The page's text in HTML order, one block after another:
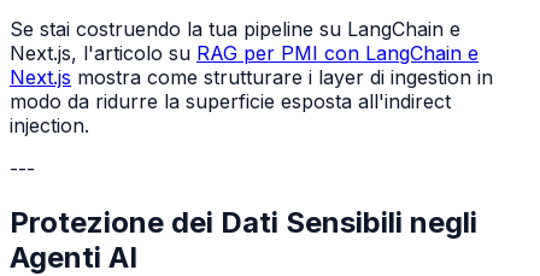
Se stai costruendo la tua pipeline su LangChain e
Next.js, l'articolo su RAG per PMI con LangChain e
Next.js mostra come strutturare i layer di ingestion in
modo da ridurre la superficie esposta all'indirect
injection.
---
Protezione dei Dati Sensibili negli
Agenti AI